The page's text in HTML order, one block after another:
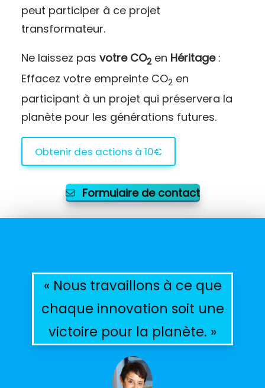
peut participer à ce projet
transformateur.
Ne laissez pas votre CO2en Héritage:
Effacez votre empreinte CO2 en
participant à un projet qui préservera la
planète pour les générations futures.
Obtenir des actions à 10€
Formulaire de contact
« Nous travaillons à ce que
chaque innovation soit une
victoire pour la planète. »